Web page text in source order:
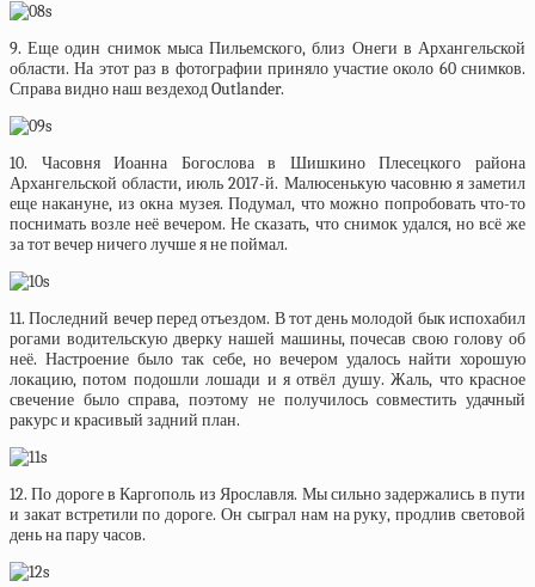
9. Еще один снимок мыса Пильемского, близ Онеги в Архангельской
области. На этот раз в фотографии приняло участие около 60 снимков.
Справа видно наш вездеход Outlander.
10. Часовня Иоанна Богослова в Шишкино Плесецкого района
Архангельской области, июль 2017-й. Малюсенькую часовню я заметил
еще накануне, из окна музея. Подумал, что можно попробовать что-то
поснимать возле неё вечером. Не сказать, что снимок удался, но всё же
за тот вечер ничего лучше я не поймал.
11. Последний вечер перед отъездом. В тот день молодой бык испохабил
рогами водительскую дверку нашей машины, почесав свою голову об
неё. Настроение было так себе, но вечером удалось найти хорошую
локацию, потом подошли лошади и я отвёл душу. Жаль, что красное
свечение было справа, поэтому не получилось совместить удачный
ракурс и красивый задний план.
12. По дороге в Каргополь из Ярославля. Мы сильно задержались в пути
и закат встретили по дороге. Он сыграл нам на руку, продлив световой
день на пару часов.